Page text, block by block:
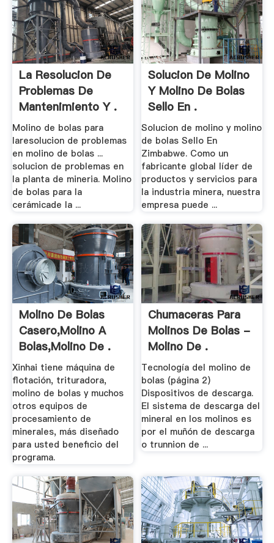
La Resolucion De
Problemas De
Mantenimiento Y .
Molino de bolas para
laresolucion de problemas
en molino de bolas ...
solucion de problemas en
la planta de mineria. Molino
de bolas para la
cerámicade la ...
Solucion De Molino
Y Molino De Bolas
Sello En .
Solucion de molino y molino
de bolas Sello En
Zimbabwe. Como un
fabricante global líder de
productos y servicios para
la industria minera, nuestra
empresa puede ...
Molino De Bolas
Casero,molino A
Bolas,molino De .
Xinhai tiene máquina de
flotación, trituradora,
molino de bolas y muchos
otros equipos de
procesamiento de
minerales, más diseñado
para usted beneficio del
programa.
Chumaceras Para
Molinos De Bolas -
Molino De .
Tecnología del molino de
bolas (página 2)
Dispositivos de descarga.
El sistema de descarga del
mineral en los molinos es
por el muñón de descarga
o trunnion de ...